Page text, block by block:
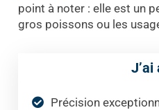
point à noter : elle est un
gros poissons ou les
J’ai
Précision